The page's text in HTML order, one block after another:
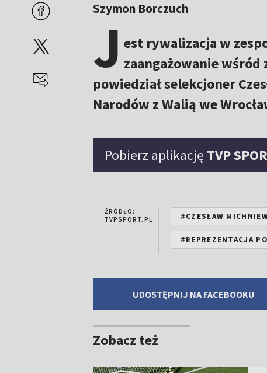
Szymon Borczuch
J est rywalizacja w
zaangażowanie wśród
powiedział selekcjoner
Narodów z Walią we
Pobierz aplikację TVP
ŹRÓDŁO:
TVPSPORT.PL
#CZESŁAW
#REPREZENTACJA
UDOSTĘPNIJ NA FACEBOOKU
Zobacz też